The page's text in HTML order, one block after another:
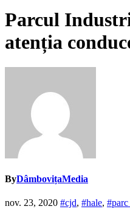
Parcul
atenția
ByDâmbovițaMedia
nov. 23, 2020 #cjd, #hale,